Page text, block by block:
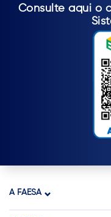
Consulte aqui o
A FAESA